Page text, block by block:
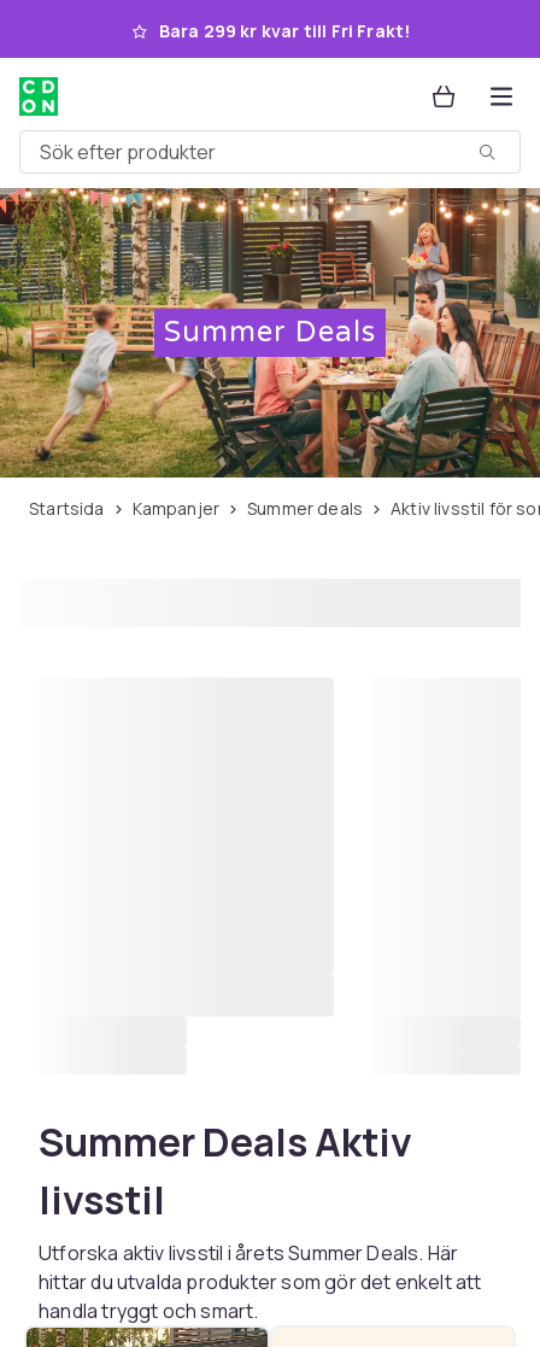
Hoppa till huvudinnehållet
Bara 299 kr kvar till Fri Frakt!
Sök efter produkter
Summer Deals
Startsida Kampanjer Summer deals Aktiv livsstil för
Summer Deals Aktiv
livsstil
Utforska aktiv livsstil i årets Summer Deals. Här
hittar du utvalda produkter som gör det enkelt att
handla tryggt och smart.